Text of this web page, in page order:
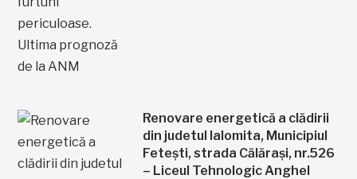
Renovare energetică a clădirii
din judetul Ialomita, Municipiul
Fetești, strada Călărași, nr.526
– Liceul Tehnologic Anghel